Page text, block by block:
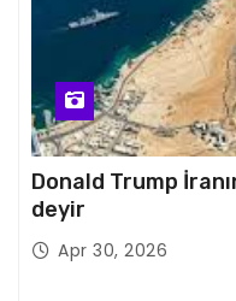
Donald Trump
deyir
Apr 30, 2026